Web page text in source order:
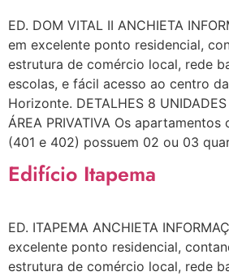
ED. DOM VITAL II ANCHIETA
em excelente ponto residencial,
estrutura de comércio local, rede
escolas, e fácil acesso ao centro
Horizonte. DETALHES 8
ÁREA PRIVATIVA Os
(401 e 402) possuem 02 ou 03
Edifício Itapema
ED. ITAPEMA ANCHIETA
excelente ponto residencial,
estrutura de comércio local, rede